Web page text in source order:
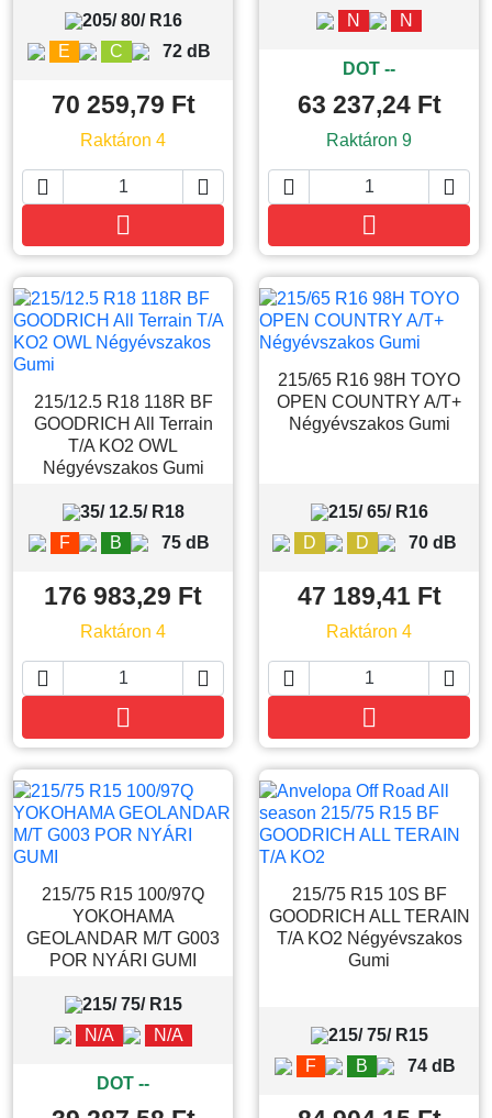
205/ 80/ R16
E
C 72 dB
70 259,79 Ft
Raktáron 4
 

N
N
DOT --
63 237,24 Ft
Raktáron 9
 

215/12.5 R18 118R BF
GOODRICH All Terrain
T/A KO2 OWL
Négyévszakos Gumi
35/ 12.5/ R18
F
B 75 dB
176 983,29 Ft
Raktáron 4
 

215/65 R16 98H TOYO
OPEN COUNTRY A/T+
Négyévszakos Gumi
215/ 65/ R16
D
D 70 dB
47 189,41 Ft
Raktáron 4
 

215/75 R15 100/97Q
YOKOHAMA
GEOLANDAR M/T G003
POR NYÁRI GUMI
215/ 75/ R15
N/A
N/A
DOT --
215/75 R15 10S BF
GOODRICH ALL TERAIN
T/A KO2 Négyévszakos
Gumi
215/ 75/ R15
F
B 74 dB